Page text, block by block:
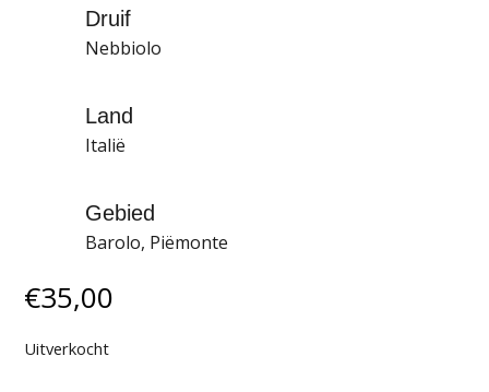
Druif
Nebbiolo
Land
Italië
Gebied
Barolo, Piëmonte
€35,00
Uitverkocht